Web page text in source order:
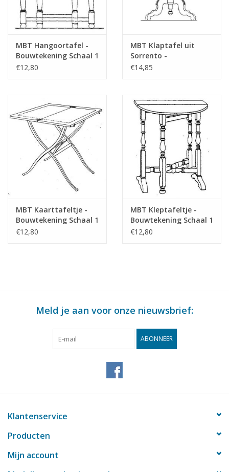
MBT Hangoortafel -
Bouwtekening Schaal 1
: N/A (45.42.011)
€12,80
MBT Klaptafel uit
Sorrento -
Bouwtekening Schaal 1
€14,85
MBT Kaarttafeltje -
Bouwtekening Schaal 1
: N/A (45.42.013)
€12,80
MBT Kleptafeltje -
Bouwtekening Schaal 1
: N/A (45.42.014)
€12,80
Meld je aan voor onze nieuwsbrief:
ABONNEER
Klantenservice
Producten
Mijn account